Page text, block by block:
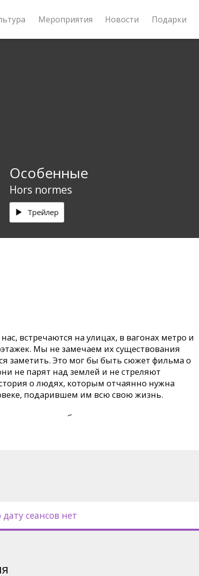
Мероприятия Новости Подарки
Особенные
Hors normes
Трейлер
встречаются на улицах, в вагонах метро и
Мы не замечаем их существования
заметить. Это мог бы быть сюжет фильма о
не парят над землей и не стреляют
о людях, которым отчаянно нужна
подарившем им всю свою жизнь.
языке с субтитрами на латышском и
сеансов нет